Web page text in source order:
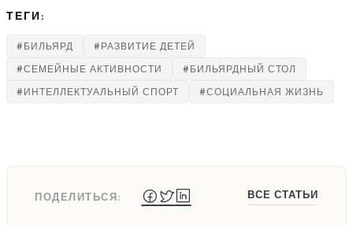
ТЕГИ:
#БИЛЬЯРД
#РАЗВИТИЕ ДЕТЕЙ
#СЕМЕЙНЫЕ АКТИВНОСТИ
#БИЛЬЯРДНЫЙ СТОЛ
#ИНТЕЛЛЕКТУАЛЬНЫЙ СПОРТ
#СОЦИАЛЬНАЯ ЖИЗНЬ
ПОДЕЛИТЬСЯ: ВСЕ СТАТЬИ